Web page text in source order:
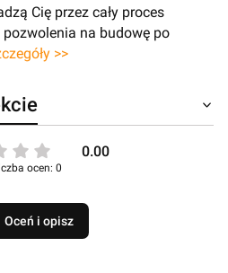
Cię przez cały proces
na budowę po
>>
0.00
ocen: 0
Oceń i opisz